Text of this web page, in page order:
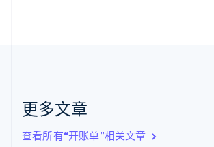
更多文章
查看所有“开账单”相关文章
English Italiano
拉脱维亚
立陶宛